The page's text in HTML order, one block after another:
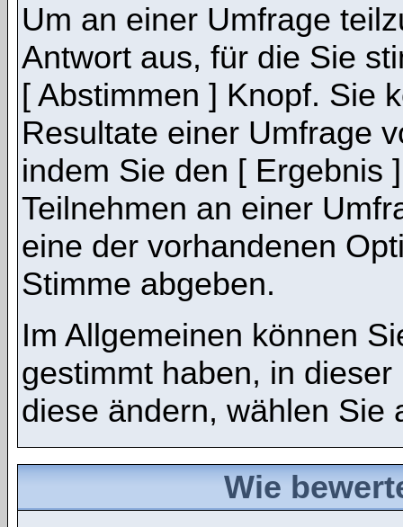
Um an einer Umfrage
Antwort aus, für die Sie
[ Abstimmen ] Knopf. Sie
Resultate einer Umfrage
indem Sie den [ Ergebnis
Teilnehmen an einer
eine der vorhandenen
Stimme abgeben.
Im Allgemeinen können
gestimmt haben, in
diese ändern, wählen Sie
Wie